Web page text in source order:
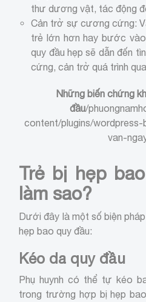
thư dương vật, tác động
Cản trở sự cương cứng:
trẻ lớn hơn hay bước
quy đầu hẹp sẽ dẫn đến
cứng, cản trở quá trình
Những biến chứng
đầu/
content/plugins/
van-
Trẻ bị hẹp
làm sao?
Dưới đây là một số biện
hẹp bao quy đầu:
Kéo da quy đầu
Phụ huynh có thể tự kéo
trong trường hợp bị hẹp